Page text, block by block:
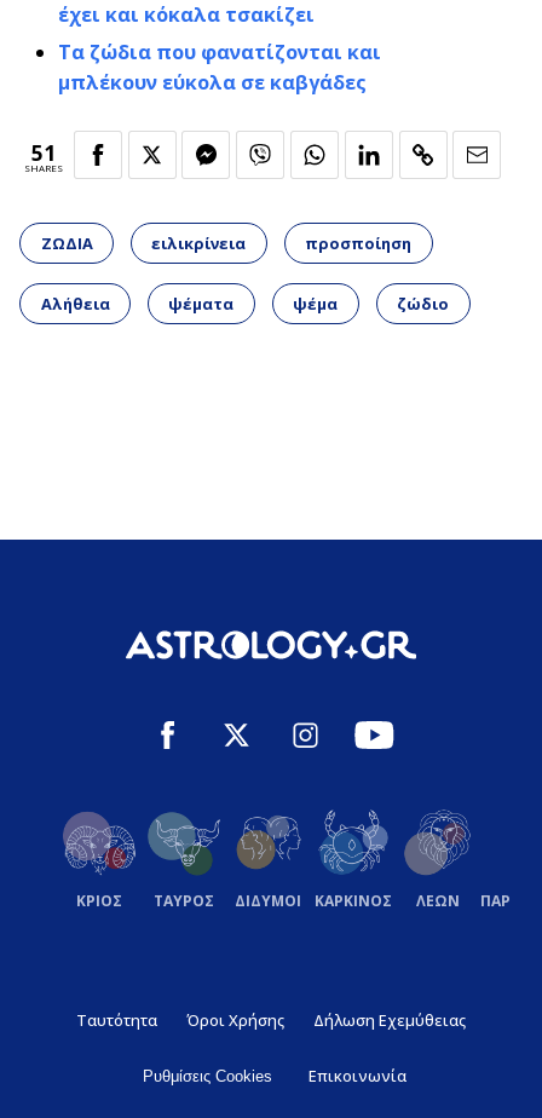
έχει και κόκαλα τσακίζει
Τα ζώδια που φανατίζονται και
μπλέκουν εύκολα σε καβγάδες
51
SHARES
ΖΩΔΙΑ ειλικρίνεια προσποίηση
Αλήθεια ψέματα ψέμα ζώδιο
ΚΡΙΟΣ ΤΑΥΡΟΣ ΔΙΔΥΜΟΙ ΚΑΡΚΙΝΟΣ ΛΕΩΝ
Ταυτότητα Όροι Χρήσης Δήλωση Εχεμύθειας
Ρυθμίσεις Cookies Επικοινωνία